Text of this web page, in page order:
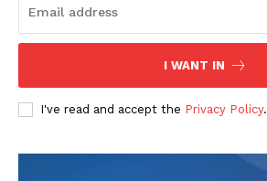
I WANT IN
I've read and accept the Privacy Policy.